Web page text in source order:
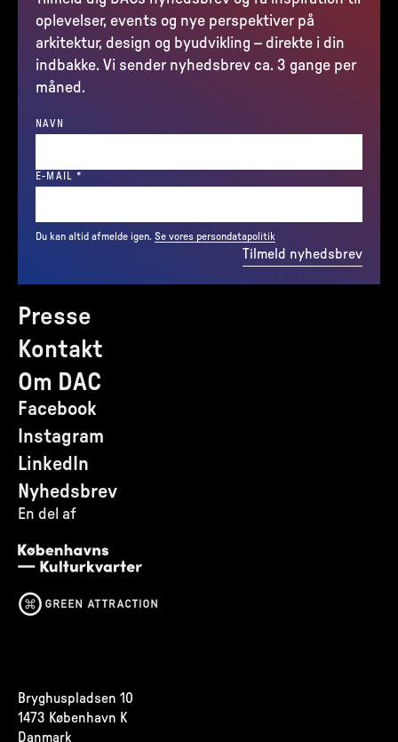
Presse
Kontakt
Om DAC
Facebook
Instagram
LinkedIn
Nyhedsbrev
En del af
oplevelser, events og nye perspektiver på
arkitektur, design og byudvikling – direkte i din
indbakke. Vi sender nyhedsbrev ca. 3 gange per
måned.
NAVN
E-MAIL *
Du kan altid afmelde igen. Se vores persondatapolitik
Tilmeld nyhedsbrev
Bryghuspladsen 10
1473 København K
Danmark